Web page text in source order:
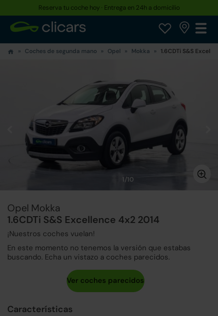
Reserva tu coche hoy · Entrega en 24h a domicilio
Coches de segunda mano Opel Mokka 1.6CDTi S&S
1/10
Opel Mokka
1.6CDTi S&S Excellence 4x2 2014
¡Nuestros coches vuelan!
En este momento no tenemos la versión que estabas
buscando. Echa un vistazo a coches parecidos.
Características